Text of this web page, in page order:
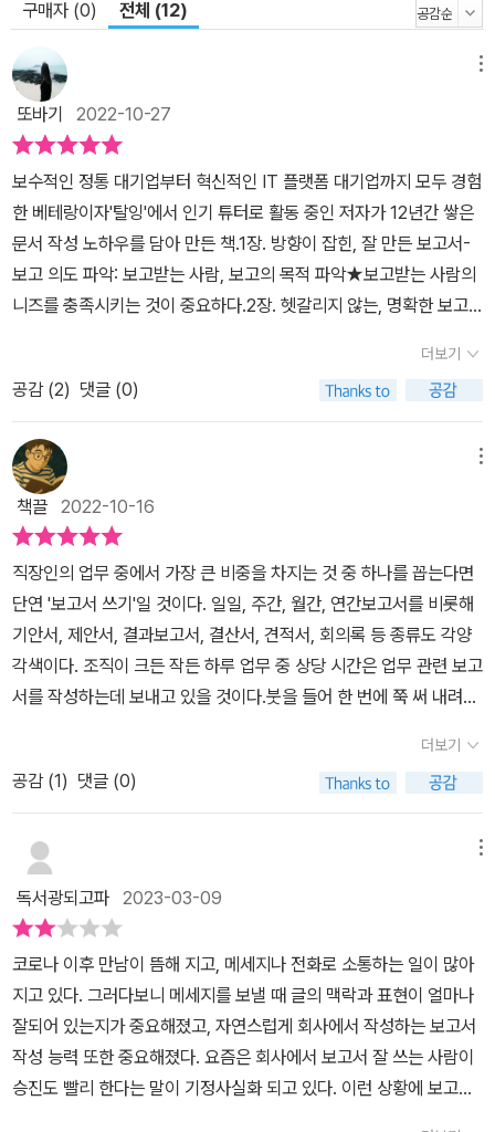
다. 이제라도 튜터님의 말씀처럼 요청자의 의도를 파악하는 것부터
차근차근 시작해보려고요! 제가 입사했을 때 튜터님 같은 사수가 계
셨더라면 얼마나 좋았을까 하는 마음이네요. – 서* 늦게 입사해서 보
고서 자꾸 다시 써오란 말 들을 때마다 무지 속상하고 뭘 어떻게 다시
써야 하는지도 몰라서 답답했는데 뭐가 잘못됐는지 이 수업 듣고 딱!
알게 됐어요. 튜터님이 실무자로 오래 근무하셔서 그런지 확실히 경
력에서 나오는 팁들이 진짜 너무 와 닿네요. – Ash* 일 잘하는 사람
은 뭐가 다른지를 확실하게 짚어줍니다. 쓸데없이 왔다갔다거리는 보
고 체계가 정말 극혐이었는데 어느 정도 원인은 저한테도 있더라구
요..ㅎ 과장 쪼금 보태서 제 회사생활은 이 강의를 들은 전과 후로 나
구매자 (0) 전체 (12)
또바기 2022-10-27
보수적인 정통 대기업부터 혁신적인 IT 플랫폼 대기업까지 모두 경험
한 베테랑이자'탈잉'에서 인기 튜터로 활동 중인 저자가 12년간 쌓은
문서 작성 노하우를 담아 만든 책.​1장. 방향이 잡힌, 잘 만든 보고서-
보고 의도 파악: 보고받는 사람, 보고의 목적 파악★보고받는 사람의
니즈를 충족시키는 것이 중요하다.2장. 헷갈리지 않는, 명확한 보고
장. 반박할 수 없는, 탄탄한 보고서​-자료 수집 방법: 자료 수집, 관리
하는 방법4장. 한눈에 읽히는, 깔끔한 보고서-보고서 시각화하는 방
법: PPT 작성하기+양식별 보고하기​크게 4장에 걸쳐 보고서 '잘' 쓰
는 법에 대한 노하우를 전수한다.전문적인 제안서, 일상적인 보고서,
이메일 작성법 등 문서 작성 기본기를 확실하게 배울 수 있다.각 챕터
마다 실습을 추가하여 간단한 복습을 할 수 있고,각 장의 마지막엔 FA
Q와 TIP으로 다양한 고민/질문에 대한 답변도 확인할 수 있다.​​개인
적으로는 같은 업무를 하는 사람이 없는 데다 이전에 사용한 자료도
없고,일반적인 회사와 조금 다른 업무를 하기도 해서 더욱 도움을 청
할 곳이 없어매번 혼자 고민하고 실수하며 새롭게 문서를 만드는 것
에 어려움을 느끼고 있었다.본인이 어떤 자료를 어떤 방법으로 확인
하길 원하는지 확실하지 않은 상사의 니즈를 충족시키기란 너무 어려
운 일이고,반복된 확인 요구에도 무심하게 반응하는 상사에게 만족스
러운 서류를 넘기는 것은 스트레스였다.몇 년이 지나니 이제는 어느
소통 과정.매일 하는 일이지만 여러 방법으로 수정을 반복하고 잘 만
드는 방법을 가르쳐주는 사람도 없어 힘들다.비슷한 어려움과 비슷한
스트레스로 힘들어하는 사람이 생각보다 많다는 사실을 생각하며책
에서 반복적으로 강조하는 내용을 머릿속으로 생각하며 문서를 작성
한다면적어도 한 번은 덜 수정하고, 한 번쯤은 '잘했다' 칭찬들을 수
있을 것이다.특히, 신입들에게는 더욱 도움 될 좋은 팁들이 많아 두고
두고 볼 책으로 유용하게 활용될 것이라 생각된다.​*출판사로부터 도
서를 지원받아 읽고개인적인 의견으로 작성하였습니다.*​
더보기
공감 (2) 댓글 (0)
책끌 2022-10-16
직장인의 업무 중에서 가장 큰 비중을 차지는 것 중 하나를 꼽는다면
단연 '보고서 쓰기'일 것이다. 일일, 주간, 월간, 연간보고서를 비롯해
기안서, 제안서, 결과보고서, 결산서, 견적서, 회의록 등 종류도 각양
각색이다. 조직이 크든 작든 하루 업무 중 상당 시간은 업무 관련 보고
서를 작성하는데 보내고 있을 것이다.붓을 들어 한 번에 쭉 써 내려가
고치고 또 고치기를 반복해야 원하는 글이 완성된다. 마찬가지로 보
고서도 한 번에 써서 통과되는 일은 드물다. 업무 중 상당한 비중을 차
지하는 보고서는 어떻게 써야 할까?<신입 때 알았더라면 좋았을 보
고서 잘 쓰는 법>은 어떻게 보고서를 작성하면 좋을지 감을 잡지 못
나 주말 근무도 불사하고 있는 중간관리자를 위한 '직장인 맞춤형 보
고서 작성법'이다.p.16왜 보고서는 내가 아니라 보고받는 사람의 니
즈가 중요할까?첫 번째 이유는 커뮤니케이션의 최종 메시지는 수신
자, 즉 보고받은 사람의 해석에 의해 완성되기 때문이다. 보고서도 결
국 커뮤니케이션 방식 중 하나다. (중략)보고받는 사람의 니즈를 파악
해야 하는 두 번째 이유는 보고받는 사람이 보고서의 시작과 끝을 결
정하기 때문이다.p.33보고의 목적에 대해서 살펴보자. 우리가 회사
더보기
공감 (1) 댓글 (0)
독서광되고파 2023-03-09
코로나 이후 만남이 뜸해 지고, 메세지나 전화로 소통하는 일이 많아
지고 있다. 그러다보니 메세지를 보낼 때 글의 맥락과 표현이 얼마나
잘되어 있는지가 중요해졌고, 자연스럽게 회사에서 작성하는 보고서
작성 능력 또한 중요해졌다. 요즘은 회사에서 보고서 잘 쓰는 사람이
승진도 빨리 한다는 말이 기정사실화 되고 있다. 이런 상황에 보고서